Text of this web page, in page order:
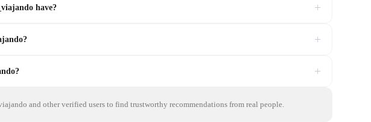
have? +
+
+
and other verified users to find trustworthy recommendations from real people.